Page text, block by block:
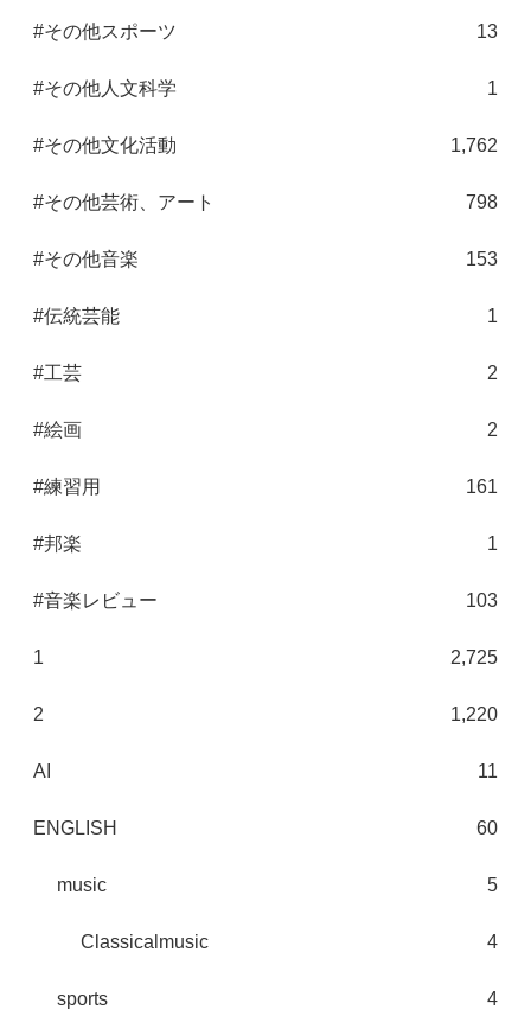
#その他スポーツ 13
#その他人文科学 1
#その他文化活動 1,762
#その他芸術、アート 798
#その他音楽 153
#伝統芸能 1
#工芸 2
#絵画 2
#練習用 161
#邦楽 1
#音楽レビュー 103
1 2,725
2 1,220
AI 11
ENGLISH 60
music 5
Classicalmusic 4
sports 4